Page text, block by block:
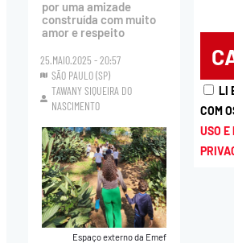
por uma amizade
construída com muito
amor e respeito
25.MAIO.2025 - 20:57
SÃO PAULO (SP)
TAWANY SIQUEIRA DO
NASCIMENTO
Espaço externo da Emef
LI
COM
USO